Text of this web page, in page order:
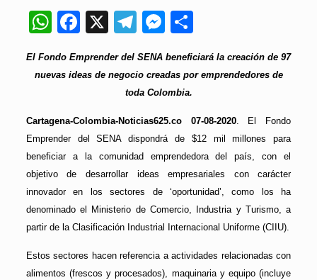
WhatsApp
Facebook
X Telegram
Messenger
El Fondo Emprender del SENA beneficiará la creación de 97
nuevas ideas de negocio creadas por emprendedores de
toda Colombia.
Cartagena-Colombia-Noticias625.co 07-08-2020. El Fondo
Emprender del SENA dispondrá de $12 mil millones para
beneficiar a la comunidad emprendedora del país, con el
objetivo de desarrollar ideas empresariales con carácter
innovador en los sectores de ‘oportunidad’, como los ha
denominado el Ministerio de Comercio, Industria y Turismo, a
partir de la Clasificación Industrial Internacional Uniforme (CIIU).
Estos sectores hacen referencia a actividades relacionadas con
alimentos (frescos y procesados), maquinaria y equipo (incluye